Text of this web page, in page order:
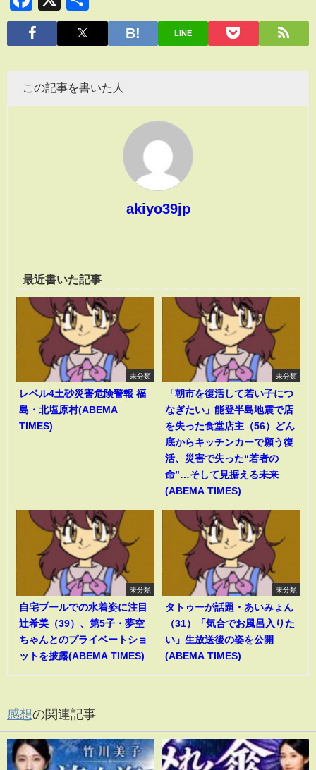
有
LINE
この記事を書いた人
akiyo39jp
最近書いた記事
未分類
レベル4土砂災害危険警報 福
島・北塩原村(ABEMA
TIMES)
未分類
「朝市を復活して若い子につ
なぎたい」能登半島地震で店
を失った食堂店主（56）どん
底からキッチンカーで願う復
活、災害で失った“若者の
命”…そして見据える未来
(ABEMA TIMES)
未分類
自宅プールでの水着姿に注目
辻希美（39）、第5子・夢空
ちゃんとのプライベートショ
ットを披露(ABEMA TIMES)
未分類
タトゥーが話題・あいみょん
（31）「気合でお風呂入りた
い」生放送後の姿を公開
(ABEMA TIMES)
感想の関連記事